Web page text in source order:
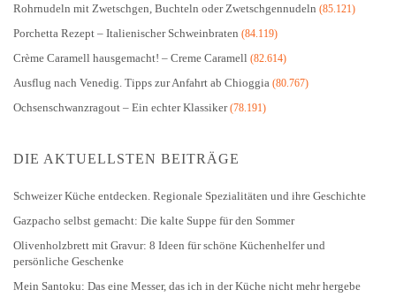
Rohrnudeln mit Zwetschgen, Buchteln oder Zwetschgennudeln (85.121)
Porchetta Rezept – Italienischer Schweinbraten (84.119)
Crème Caramell hausgemacht! – Creme Caramell (82.614)
Ausflug nach Venedig. Tipps zur Anfahrt ab Chioggia (80.767)
Ochsenschwanzragout – Ein echter Klassiker(78.191)
DIE AKTUELLSTEN BEITRÄGE
Schweizer Küche entdecken. Regionale Spezialitäten und ihre Geschichte
Gazpacho selbst gemacht: Die kalte Suppe für den Sommer
Olivenholzbrett mit Gravur: 8 Ideen für schöne Küchenhelfer und
persönliche Geschenke
Mein Santoku: Das eine Messer, das ich in der Küche nicht mehr hergebe